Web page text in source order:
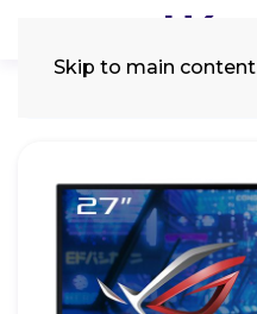
Skip to main content